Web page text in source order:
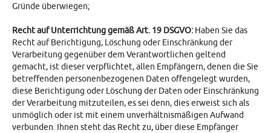
Gründe überwiegen;
Recht auf Unterrichtung gemäß Art. 19 DSGVO:Haben Sie das
Recht auf Berichtigung, Löschung oder Einschränkung der
Verarbeitung gegenüber dem Verantwortlichen geltend
gemacht, ist dieser verpflichtet, allen Empfängern, denen die Sie
betreffenden personenbezogenen Daten offengelegt wurden,
diese Berichtigung oder Löschung der Daten oder Einschränkung
der Verarbeitung mitzuteilen, es sei denn, dies erweist sich als
unmöglich oder ist mit einem unverhältnismäßigen Aufwand
verbunden. Ihnen steht das Recht zu, über diese Empfänger